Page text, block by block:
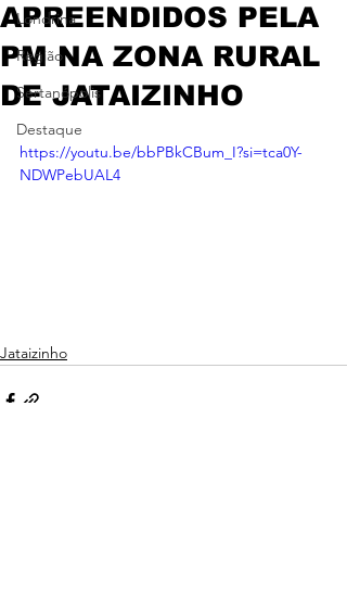
Londrina
Região
Sertanópolis
Destaque
APREENDIDOS PELA
PM NA ZONA RURAL
DE JATAIZINHO
https://youtu.be/bbPBkCBum_I?si=tca0Y-
NDWPebUAL4
Jataizinho